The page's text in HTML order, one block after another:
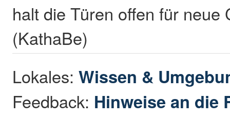
halt die Türen offen für neue
(KathaBe)
Lokales:Wissen &
Feedback: Hinweise an die